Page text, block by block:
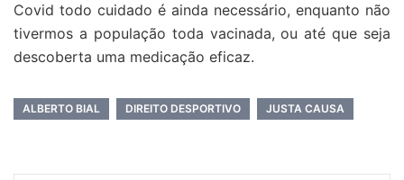
Covid todo cuidado é ainda necessário, enquanto não
tivermos a população toda vacinada, ou até que seja
descoberta uma medicação eficaz.
ALBERTO BIAL DIREITO DESPORTIVO JUSTA CAUSA